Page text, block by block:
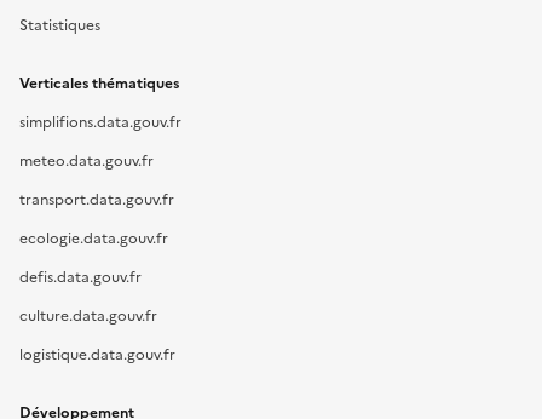
Statistiques
Verticales thématiques
simplifions.data.gouv.fr
meteo.data.gouv.fr
transport.data.gouv.fr
ecologie.data.gouv.fr
defis.data.gouv.fr
culture.data.gouv.fr
logistique.data.gouv.fr
Développement